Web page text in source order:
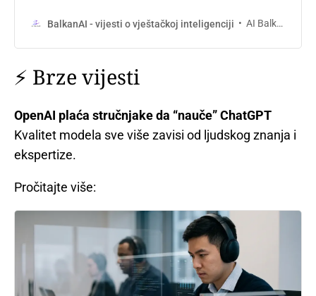
BalkanAI - vijesti o vještačkoj inteligenciji
AI Balkan
⚡ Brze vijesti
OpenAI plaća stručnjake da “nauče” ChatGPT
Kvalitet modela sve više zavisi od ljudskog znanja i
ekspertize.
Pročitajte više: